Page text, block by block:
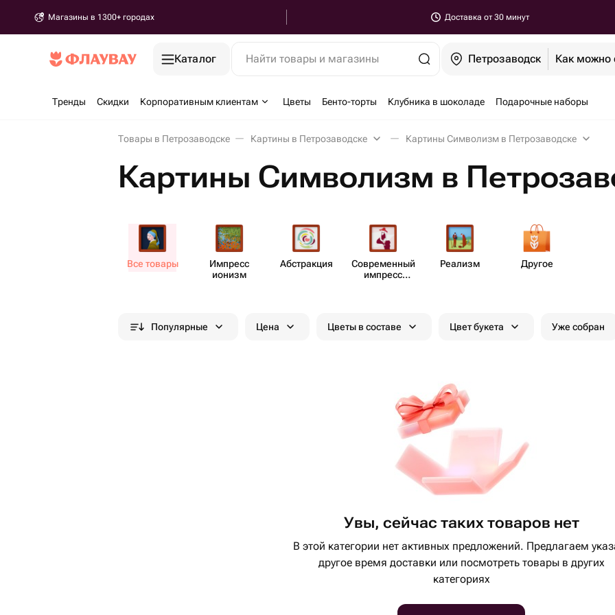
Магазины в 1300+ городах Доставка от 30 минут
Каталог Найти товары и магазины Петрозаводск Как можно
Тренды Скидки Корпоративным клиентам Цветы Бенто-торты Клубника в шоколаде Подарочные наборы
Товары в Петрозаводске Картины в Петрозаводске Картины Символизм в Петрозаводске
Картины Символизм в
Все товары
Импресс​
ионизм
Абст​ракция
Совре​менный
импресс​
Реализм Другое
Популярные Цена Цветы в составе Цвет букета Уже собран
Увы, сейчас таких товаров нет
В этой категории нет активных предложений. Предлагаем
другое время доставки или посмотреть товары в других
категориях